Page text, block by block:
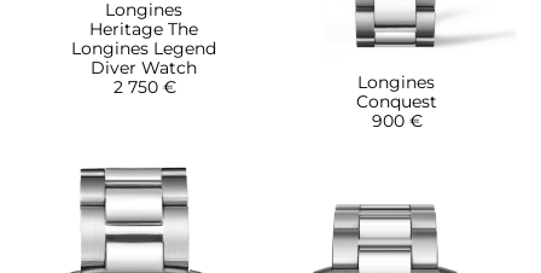
Longines
Heritage The
Longines Legend
Diver Watch
2 750 €
Longines
Conquest
900 €